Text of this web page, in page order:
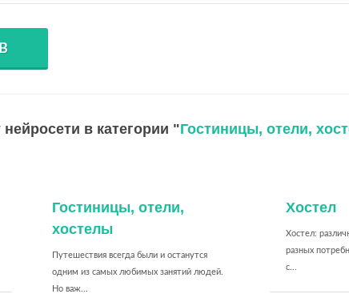
в категории "Гостиницы, отели,
Гостиницы, отели,
хостелы
Путешествия всегда были и останутся
одним из самых любимых занятий людей.
Но важ...
Хостел
Хостел:
разных
с...